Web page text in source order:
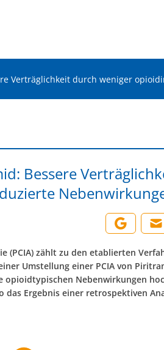
Verträglichkeit durch weniger
Bessere
(PCIA) zählt zu den etablierten
Umstellung einer PCIA von
opioidtypischen Nebenwirkungen
das Ergebnis einer retrospektiven